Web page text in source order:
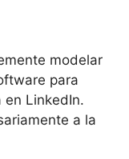
modelar
para
en LinkedIn.
a la